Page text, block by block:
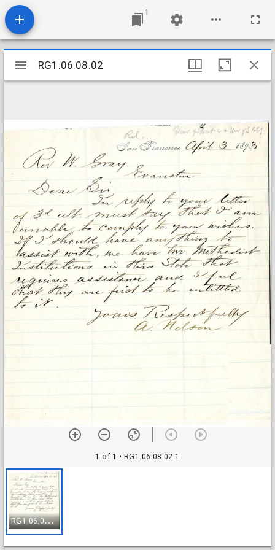
1
Mirador
viewer
RG1.06.08.02
1 of 1 • RG1.06.08.02-1
R
G1.06.08.02-1
RG1.06.08.02